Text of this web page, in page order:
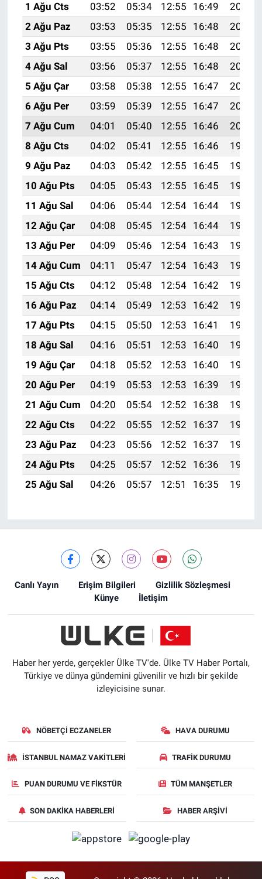
1 Ağu Cts
03:52 05:34 12:55 16:49
20:07
2 Ağu Paz
03:53 05:35 12:55 16:48
20:06
3 Ağu Pts
03:55 05:36 12:55 16:48
20:04
4 Ağu Sal
03:56 05:37 12:55 16:48
20:03
5 Ağu Çar
03:58 05:38 12:55 16:47
20:02
6 Ağu Per
03:59 05:39 12:55 16:47
20:01
7 Ağu Cum
04:01 05:40 12:55 16:46
20:00
8 Ağu Cts
04:02 05:41 12:55 16:46
19:59
9 Ağu Paz
04:03 05:42 12:55 16:45
19:57
10 Ağu Pts
04:05 05:43 12:55 16:45
19:56
11 Ağu Sal
04:06 05:44 12:54 16:44
19:55
12 Ağu Çar
04:08 05:45 12:54 16:44
19:54
13 Ağu Per
04:09 05:46 12:54 16:43
19:52
14 Ağu Cum
04:11 05:47 12:54 16:43
19:51
15 Ağu Cts
04:12 05:48 12:54 16:42
19:50
16 Ağu Paz
04:14 05:49 12:53 16:42
19:48
17 Ağu Pts
04:15 05:50 12:53 16:41
19:47
18 Ağu Sal
04:16 05:51 12:53 16:40
19:45
19 Ağu Çar
04:18 05:52 12:53 16:40
19:44
20 Ağu Per
04:19 05:53 12:53 16:39
19:43
21 Ağu Cum
04:20 05:54 12:52 16:38
19:41
22 Ağu Cts
04:22 05:55 12:52 16:37
19:40
23 Ağu Paz
04:23 05:56 12:52 16:37
19:38
24 Ağu Pts
04:25 05:57 12:52 16:36
19:37
25 Ağu Sal
04:26 05:57 12:51 16:35 19:35
Canlı Yayın Erişim Bilgileri
Gizlilik Sözleşmesi
Künye
İletişim
Haber her yerde, gerçekler Ülke TV'de. Ülke TV Haber Portalı,
Türkiye ve dünya gündemini güvenilir ve hızlı bir şekilde
izleyicisine sunar.
NÖBETÇI ECZANELER HAVA DURUMU
İSTANBUL NAMAZ VAKITLERI TRAFIK DURUMU
PUAN DURUMU VE FIKSTÜR TÜM MANŞETLER
SON DAKIKA HABERLERI HABER ARŞIVI